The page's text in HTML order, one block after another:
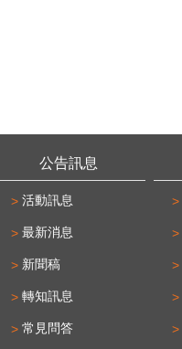
公告訊息
活動訊息
最新消息
新聞稿
轉知訊息
常見問答